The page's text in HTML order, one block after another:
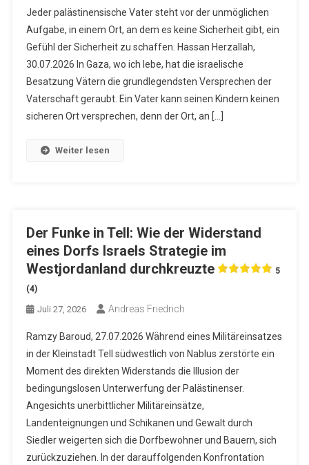
Jeder palästinensische Vater steht vor der unmöglichen
Aufgabe, in einem Ort, an dem es keine Sicherheit gibt, ein
Gefühl der Sicherheit zu schaffen. Hassan Herzallah,
30.07.2026 In Gaza, wo ich lebe, hat die israelische
Besatzung Vätern die grundlegendsten Versprechen der
Vaterschaft geraubt. Ein Vater kann seinen Kindern keinen
sicheren Ort versprechen, denn der Ort, an […]
Weiter lesen
Der Funke in Tell: Wie der Widerstand
eines Dorfs Israels Strategie im
Westjordanland durchkreuzte
5
(4)
Juli 27, 2026 Andreas Friedrich
Ramzy Baroud, 27.07.2026 Während eines Militäreinsatzes
in der Kleinstadt Tell südwestlich von Nablus zerstörte ein
Moment des direkten Widerstands die Illusion der
bedingungslosen Unterwerfung der Palästinenser.
Angesichts unerbittlicher Militäreinsätze,
Landenteignungen und Schikanen und Gewalt durch
Siedler weigerten sich die Dorfbewohner und Bauern, sich
zurückzuziehen. In der darauffolgenden Konfrontation